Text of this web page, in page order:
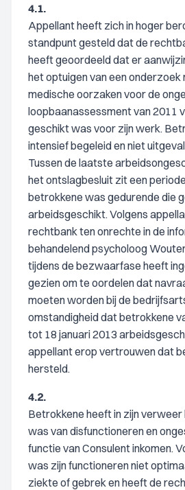
4.1.
Appellant heeft zich in hoger
standpunt gesteld dat de
heeft geoordeeld dat er
het optuigen van een onderzoek
medische oorzaken voor de
loopbaanassessment van 2011
geschikt was voor zijn werk.
intensief begeleid en niet
Tussen de laatste
het ontslagbesluit zit een
betrokkene was gedurende die
arbeidsgeschikt. Volgens
rechtbank ten onrechte in de
behandelend psycholoog
tijdens de bezwaarfase heeft
gezien om te oordelen dat
moeten worden bij de
omstandigheid dat betrokkene
tot 18 januari 2013
appellant erop vertrouwen dat
hersteld.
4.2.
Betrokkene heeft in zijn
was van disfunctioneren en
functie van Consulent inkomen.
was zijn functioneren niet
ziekte of gebrek en heeft de